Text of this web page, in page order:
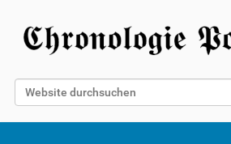
Website durchsuchen